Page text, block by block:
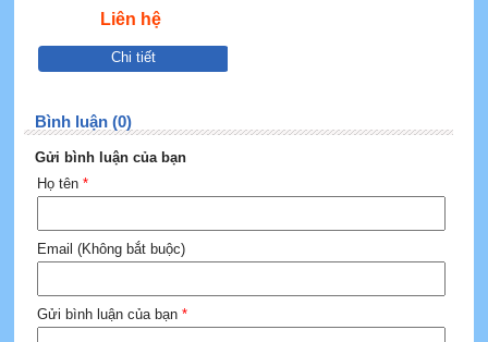
Liên hệ
Chi tiết
Bình luận (0)
Gửi bình luận của bạn
Họ tên *
Email (Không bắt buộc)
Gửi bình luận của bạn *